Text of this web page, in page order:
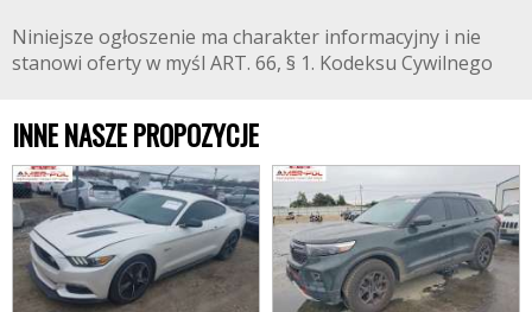
Niniejsze ogłoszenie ma charakter informacyjny i nie
stanowi oferty w myśl ART. 66, § 1. Kodeksu Cywilnego
INNE NASZE PROPOZYCJE